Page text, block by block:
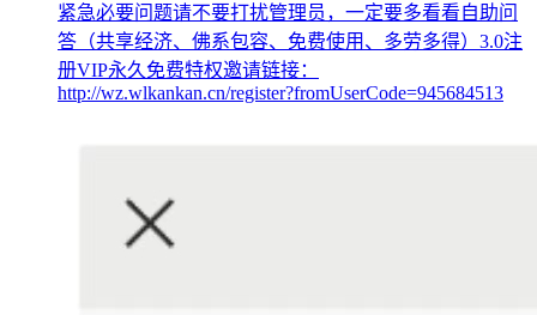
紧急必要问题请不要打扰管理员，一定要多看看自助问
答（共享经济、佛系包容、免费使用、多劳多得）3.0注
册VIP永久免费特权邀请链接：
http://wz.wlkankan.cn/register?fromUserCode=945684513